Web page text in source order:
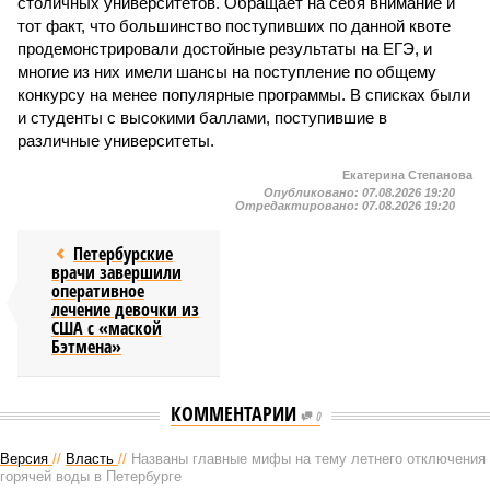
тот факт, что большинство поступивших по данной квоте
продемонстрировали достойные результаты на ЕГЭ, и
многие из них имели шансы на поступление по общему
конкурсу на менее популярные программы. В списках были
и студенты с высокими баллами, поступившие в
различные университеты.
Екатерина Степанова
Опубликовано: 07.08.2026 19:20
Отредактировано: 07.08.2026 19:20
Петербурские
врачи завершили
оперативное
лечение девочки из
США с «маской
Бэтмена»
КОММЕНТАРИИ 0
Версия // Власть // Названы главные мифы на тему летнего отключения
горячей воды в Петербурге